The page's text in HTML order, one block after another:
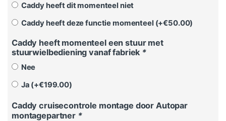
Caddy heeft dit momenteel niet
Caddy heeft deze functie momenteel (+€50.00)
Caddy heeft momenteel een stuur met
stuurwielbediening vanaf fabriek *
Nee
Ja (+€199.00)
Caddy cruisecontrole montage door Autopar
montagepartner *